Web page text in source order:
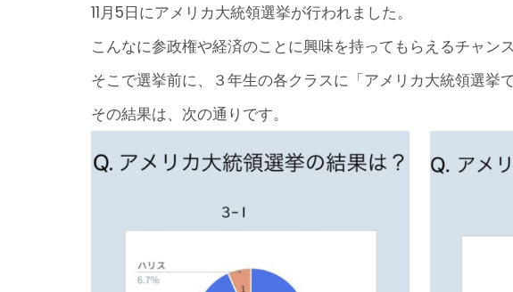
11月5日にアメリカ大統領選挙が行われました。
こんなに参政権や経済のことに興味を持ってもらえるチャン
そこで選挙前に、３年生の各クラスに「アメリカ大統領選挙
その結果は、次の通りです。